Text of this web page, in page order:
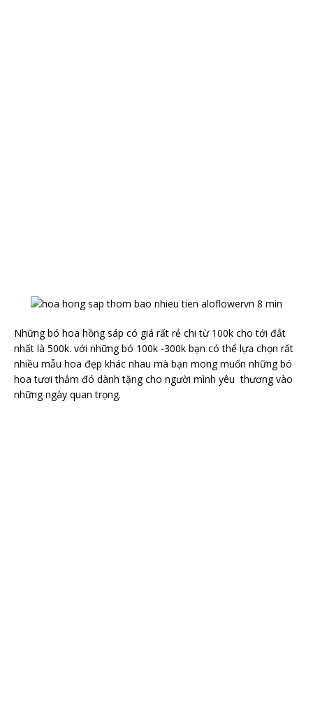
Những bó hoa hồng sáp có giá rất rẻ chi từ 100k cho tới đắt
nhất là 500k. với những bó 100k -300k bạn có thể lựa chọn rất
nhiều mẫu hoa đẹp khác nhau mà bạn mong muốn những bó
hoa tươi thắm đó dành tặng cho người mình yêu thương vào
những ngày quan trọng.